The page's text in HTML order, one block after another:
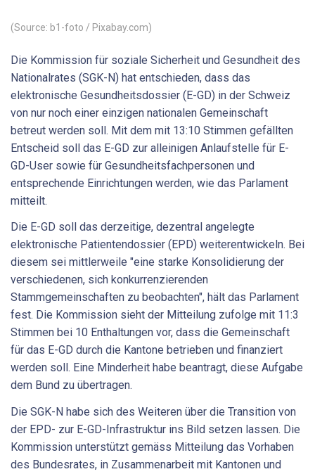
(Source: b1-foto / Pixabay.com)
Die Kommission für soziale Sicherheit und Gesundheit des
Nationalrates (SGK-N) hat entschieden, dass das
elektronische Gesundheitsdossier (E-GD) in der Schweiz
von nur noch einer einzigen nationalen Gemeinschaft
betreut werden soll. Mit dem mit 13:10 Stimmen gefällten
Entscheid soll das E-GD zur alleinigen Anlaufstelle für E-
GD-User sowie für Gesundheitsfachpersonen und
entsprechende Einrichtungen werden, wie das Parlament
mitteilt.
Die E-GD soll das derzeitige, dezentral angelegte
elektronische Patientendossier (EPD) weiterentwickeln. Bei
diesem sei mittlerweile "eine starke Konsolidierung der
verschiedenen, sich konkurrenzierenden
Stammgemeinschaften zu beobachten", hält das Parlament
fest. Die Kommission sieht der Mitteilung zufolge mit 11:3
Stimmen bei 10 Enthaltungen vor, dass die Gemeinschaft
für das E-GD durch die Kantone betrieben und finanziert
werden soll. Eine Minderheit habe beantragt, diese Aufgabe
dem Bund zu übertragen.
Die SGK-N habe sich des Weiteren über die Transition von
der EPD- zur E-GD-Infrastruktur ins Bild setzen lassen. Die
Kommission unterstützt gemäss Mitteilung das Vorhaben
des Bundesrates, in Zusammenarbeit mit Kantonen und